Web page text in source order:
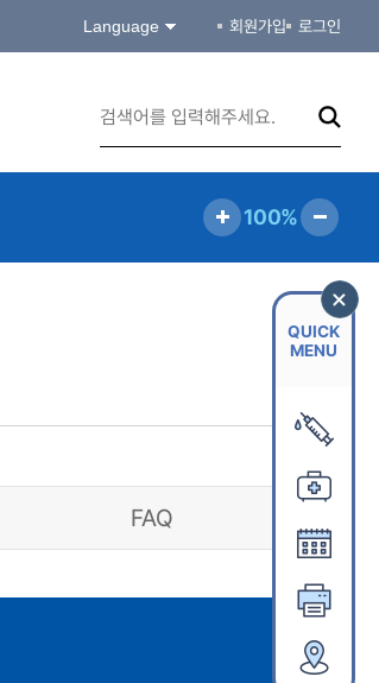
Language 회원가입 로그인
100%
FAQ
QUICK
MENU